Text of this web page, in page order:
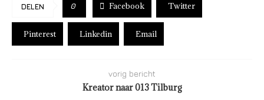
DELEN 0 Facebook Twitter
Pinterest Linkedin Email
vorig bericht
Kreator naar 013 Tilburg